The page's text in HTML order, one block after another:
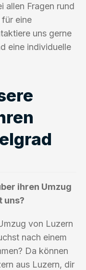
allen Fragen rund
eine
uns gerne
eine individuelle
ihren Umzug
uns?
von Luzern
nach einem
Da können
aus Luzern, dir